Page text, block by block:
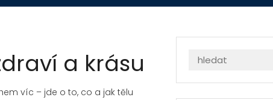
a krásu
víc – jde o to, co a jak tělu